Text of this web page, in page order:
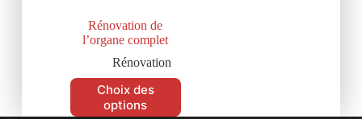
Rénovation de
l’organe complet
Rénovation
Choix des
options